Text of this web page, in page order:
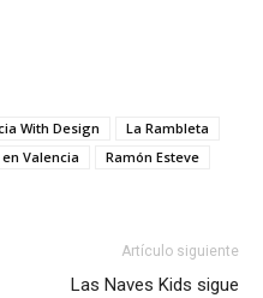
With Design
La Rambleta
Valencia
Ramón Esteve
Artículo siguiente
Las Naves Kids sigue